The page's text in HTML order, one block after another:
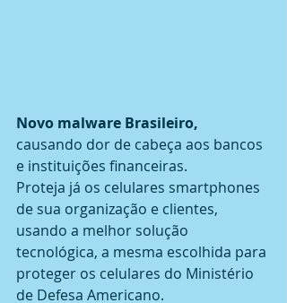
Novo malware Brasileiro,
causando dor de cabeça aos bancos
e instituições financeiras.
Proteja já os celulares smartphones
de sua organização e clientes,
usando a melhor solução
tecnológica, a mesma escolhida para
proteger os celulares do Ministério
de Defesa Americano.